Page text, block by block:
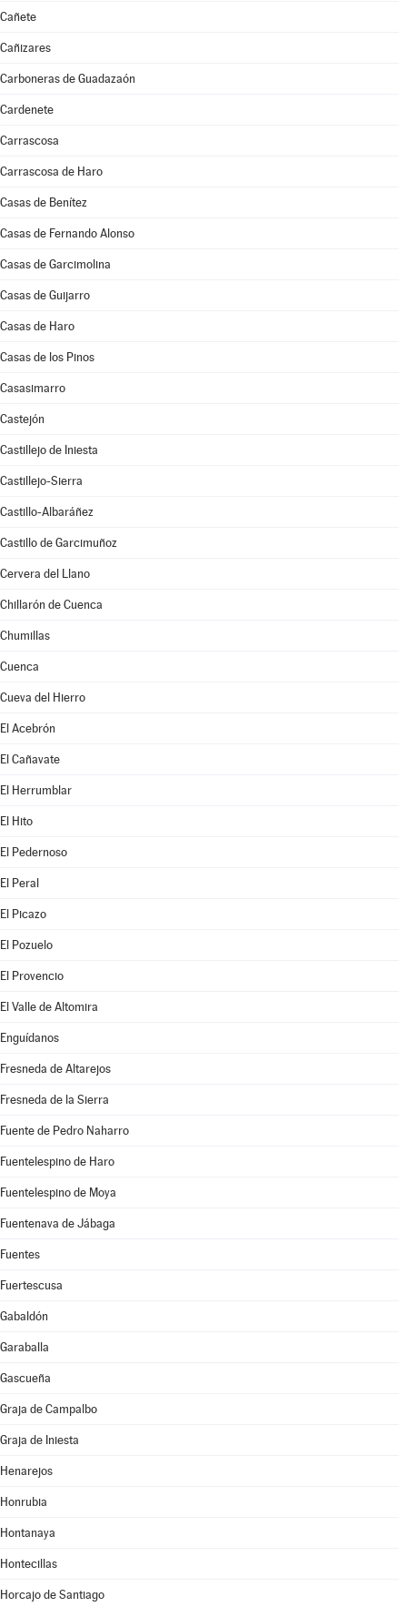
Cañete
Cañizares
Carboneras de Guadazaón
Cardenete
Carrascosa
Carrascosa de Haro
Casas de Benítez
Casas de Fernando Alonso
Casas de Garcimolina
Casas de Guijarro
Casas de Haro
Casas de los Pinos
Casasimarro
Castejón
Castillejo de Iniesta
Castillejo-Sierra
Castillo-Albaráñez
Castillo de Garcimuñoz
Cervera del Llano
Chillarón de Cuenca
Chumillas
Cuenca
Cueva del Hierro
El Acebrón
El Cañavate
El Herrumblar
El Hito
El Pedernoso
El Peral
El Picazo
El Pozuelo
El Provencio
El Valle de Altomira
Enguídanos
Fresneda de Altarejos
Fresneda de la Sierra
Fuente de Pedro Naharro
Fuentelespino de Haro
Fuentelespino de Moya
Fuentenava de Jábaga
Fuentes
Fuertescusa
Gabaldón
Garaballa
Gascueña
Graja de Campalbo
Graja de Iniesta
Henarejos
Honrubia
Hontanaya
Hontecillas
Horcajo de Santiago